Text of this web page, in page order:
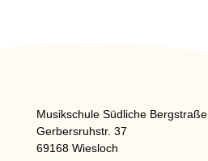
Musikschule Südliche Bergstraße
Gerbersruhstr. 37
69168 Wiesloch